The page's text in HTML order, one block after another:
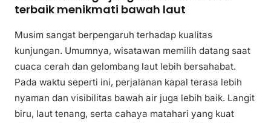
terbaik menikmati bawah laut
Musim sangat berpengaruh terhadap kualitas
kunjungan. Umumnya, wisatawan memilih datang saat
cuaca cerah dan gelombang laut lebih bersahabat.
Pada waktu seperti ini, perjalanan kapal terasa lebih
nyaman dan visibilitas bawah air juga lebih baik. Langit
biru, laut tenang, serta cahaya matahari yang kuat